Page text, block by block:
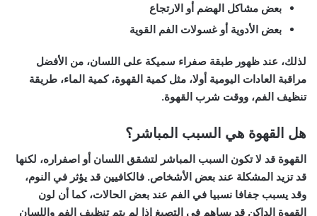
بعض مشاكل الهضم أو الارتجاع
بعض الأدوية أو غسولات الفم القوية
لذلك، عند ظهور طبقة صفراء سميكة على اللسان، من الأفضل
مراقبة العادات اليومية أولا، مثل كمية القهوة، كمية الماء، طريقة
تنظيف الفم، ووقت شرب القهوة.
هل القهوة هي السبب المباشر؟
القهوة قد لا تكون السبب المباشر لتشقق اللسان أو اصفراره، لكنها
قد تزيد المشكلة عند بعض الأشخاص. فالكافيين قد يؤثر في النوم،
وقد يسبب جفافا نسبيا في الفم عند بعض الحالات، كما أن لون
القهوة الداكن قد يساهم في التصبغ إذا لم يتم تنظيف الفم واللسان